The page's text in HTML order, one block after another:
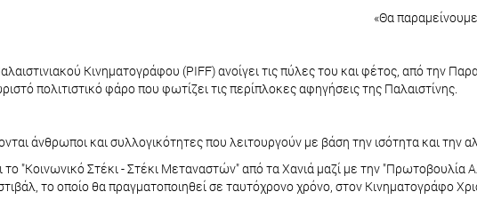
«Θα
Κινηματογράφου (PIFF) ανοίγει τις πύλες του και φέτος, από την
πολιτιστικό φάρο που φωτίζει τις περίπλοκες αφηγήσεις της Παλαιστίνης.
άνθρωποι και συλλογικότητες που λειτουργούν με βάση την ισότητα και την
"Κοινωνικό Στέκι - Στέκι Μεταναστών" από τα Χανιά μαζί με την "Πρωτοβουλία
το οποίο θα πραγματοποιηθεί σε ταυτόχρονο χρόνο, στον Κινηματογράφο